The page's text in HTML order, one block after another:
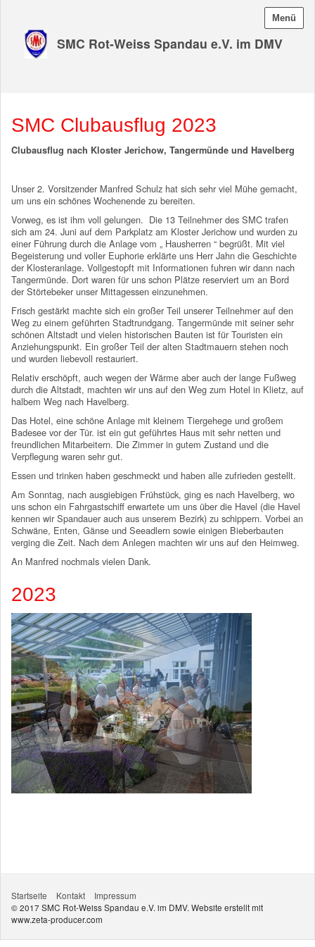
Menü
SMC Rot-Weiss Spandau e.V. im DMV
SMC Clubausflug 2023
Clubausflug nach Kloster Jerichow, Tangermünde und Havelberg
Unser 2. Vorsitzender Manfred Schulz hat sich sehr viel Mühe gemacht,
um uns ein schönes Wochenende zu bereiten.
Vorweg, es ist ihm voll gelungen. Die 13 Teilnehmer des SMC trafen
sich am 24. Juni auf dem Parkplatz am Kloster Jerichow und wurden zu
einer Führung durch die Anlage vom „ Hausherren “ begrüßt. Mit viel
Begeisterung und voller Euphorie erklärte uns Herr Jahn die Geschichte
der Klosteranlage. Vollgestopft mit Informationen fuhren wir dann nach
Tangermünde. Dort waren für uns schon Plätze reserviert um an Bord
der Störtebeker unser Mittagessen einzunehmen.
Frisch gestärkt machte sich ein großer Teil unserer Teilnehmer auf den
Weg zu einem geführten Stadtrundgang. Tangermünde mit seiner sehr
schönen Altstadt und vielen historischen Bauten ist für Touristen ein
Anziehungspunkt. Ein großer Teil der alten Stadtmauern stehen noch
und wurden liebevoll restauriert.
Relativ erschöpft, auch wegen der Wärme aber auch der lange Fußweg
durch die Altstadt, machten wir uns auf den Weg zum Hotel in Klietz, auf
halbem Weg nach Havelberg.
Das Hotel, eine schöne Anlage mit kleinem Tiergehege und großem
Badesee vor der Tür. ist ein gut geführtes Haus mit sehr netten und
freundlichen Mitarbeitern. Die Zimmer in gutem Zustand und die
Verpflegung waren sehr gut.
Essen und trinken haben geschmeckt und haben alle zufrieden gestellt.
Am Sonntag, nach ausgiebigen Frühstück, ging es nach Havelberg, wo
uns schon ein Fahrgastschiff erwartete um uns über die Havel (die Havel
kennen wir Spandauer auch aus unserem Bezirk) zu schippern. Vorbei an
Schwäne, Enten, Gänse und Seeadlern sowie einigen Bieberbauten
verging die Zeit. Nach dem Anlegen machten wir uns auf den Heimweg.
An Manfred nochmals vielen Dank.
2023
Startseite Kontakt
Impressum
© 2017 SMC Rot-Weiss Spandau e.V. im DMV. Website erstellt mit
www.zeta-producer.com